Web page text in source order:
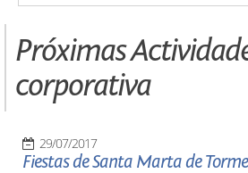
Próximas
corporativa
29/07/2017
Fiestas de Santa Marta de